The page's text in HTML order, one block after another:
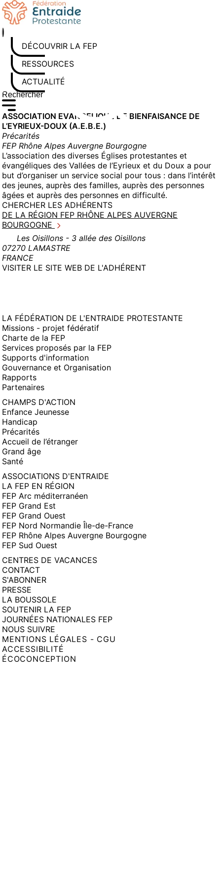
Aller
au
contenu
DÉCOUVRIR LA FEP
RESSOURCES
ACTUALITÉS
Rechercher sur le site
Saisissez au moins 3 caractères pour lancer la recherche
ASSOCIATION EVANGELIQUE DE BIENFAISANCE DE
L’EYRIEUX-DOUX (A.E.B.E.)
Précarités
FEP Rhône Alpes Auvergne Bourgogne
L’association des diverses Églises protestantes et
évangéliques des Vallées de l’Eyrieux et du Doux a pour
but d’organiser un service social pour tous : dans l’intérêt
des jeunes, auprès des familles, auprès des personnes
âgées et auprès des personnes en difficulté.
CHERCHER LES ADHÉRENTS
DE LA RÉGION FEP RHÔNE ALPES AUVERGNE
BOURGOGNE
Les Oisillons - 3 allée des Oisillons
07270 LAMASTRE
FRANCE
VISITER LE SITE WEB DE L'ADHÉRENT(NOUVELLE
LA FÉDÉRATION DE L'ENTRAIDE PROTESTANTE
Missions - projet fédératif
Charte de la FEP
Services proposés par la FEP
Supports d'information
Gouvernance et Organisation
Rapports
Partenaires
CHAMPS D'ACTION
Enfance Jeunesse
Handicap
Précarités
Accueil de l’étranger
Grand âge
Santé
ASSOCIATIONS D'ENTRAIDE
LA FEP EN RÉGION
FEP Arc méditerranéen
FEP Grand Est
FEP Grand Ouest
FEP Nord Normandie Île-de-France
FEP Rhône Alpes Auvergne Bourgogne
FEP Sud Ouest
CENTRES DE VACANCES
CONTACT
S'ABONNER
PRESSE
LA BOUSSOLE
SOUTENIR LA FEP
JOURNÉES NATIONALES FEP
NOUS SUIVRE
MENTIONS LÉGALES - CGU
ACCESSIBILITÉ
ÉCOCONCEPTION